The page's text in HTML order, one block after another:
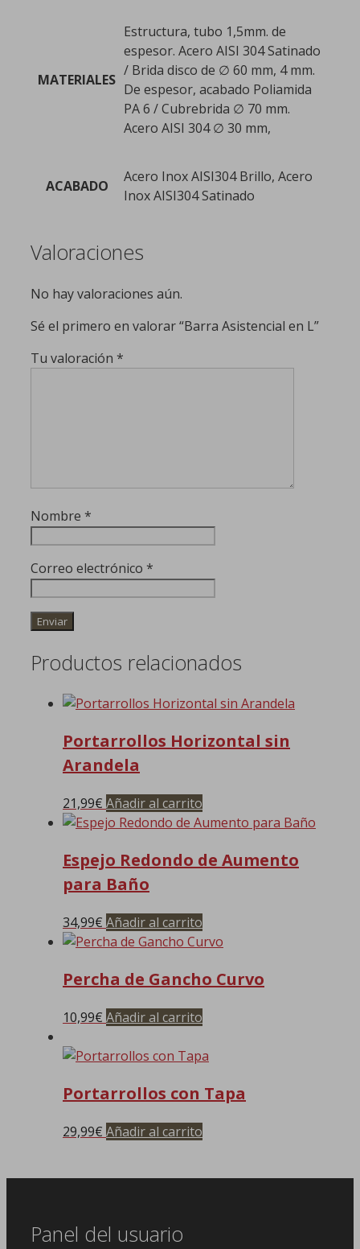
MATERIALES
Estructura, tubo 1,5mm. de
espesor. Acero AISI 304 Satinado
/ Brida disco de ∅ 60 mm, 4 mm.
De espesor, acabado Poliamida
PA 6 / Cubrebrida ∅ 70 mm.
Acero AISI 304 ∅ 30 mm,
ACABADO
Acero Inox AISI304 Brillo, Acero
Inox AISI304 Satinado
Valoraciones
No hay valoraciones aún.
Sé el primero en valorar “Barra Asistencial en L”
Tu valoración *
Nombre *
Correo electrónico *
Productos relacionados
Portarrollos Horizontal sin
Arandela
21,99€ Añadir al carrito
Espejo Redondo de Aumento
para Baño
34,99€ Añadir al carrito
Percha de Gancho Curvo
10,99€ Añadir al carrito
Portarrollos con Tapa
29,99€ Añadir al carrito
Panel del usuario